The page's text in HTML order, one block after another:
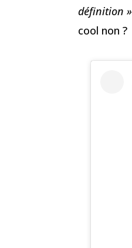
définition »
cool non ?